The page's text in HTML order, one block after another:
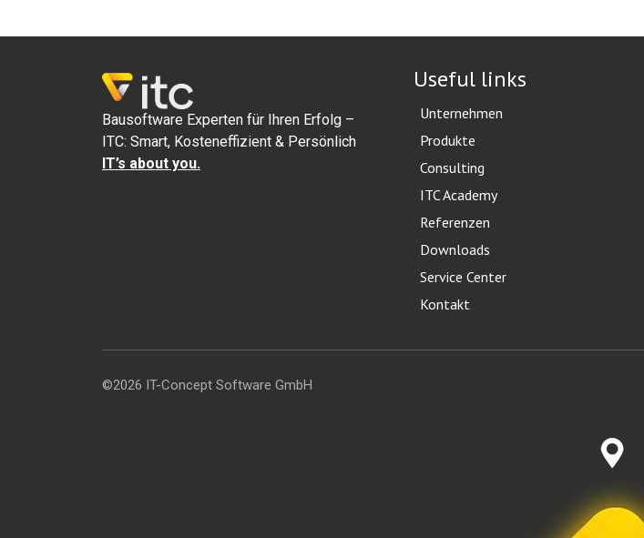
Bausoftware Experten für Ihren Erfolg –
ITC: Smart, Kosteneffizient & Persönlich
IT’s about you.
Useful links
Unternehmen
Produkte
Consulting
ITC Academy
Referenzen
Downloads
Service Center
Kontakt
©2026 IT-Concept Software GmbH